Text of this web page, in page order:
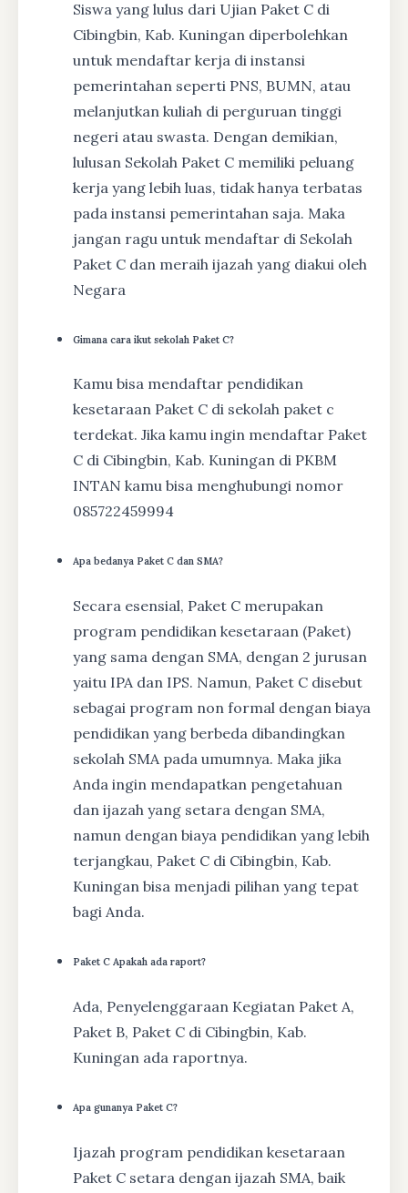
Siswa yang lulus dari Ujian Paket C di
Cibingbin, Kab. Kuningan diperbolehkan
untuk mendaftar kerja di instansi
pemerintahan seperti PNS, BUMN, atau
melanjutkan kuliah di perguruan tinggi
negeri atau swasta. Dengan demikian,
lulusan Sekolah Paket C memiliki peluang
kerja yang lebih luas, tidak hanya terbatas
pada instansi pemerintahan saja. Maka
jangan ragu untuk mendaftar di Sekolah
Paket C dan meraih ijazah yang diakui oleh
Negara
Gimana cara ikut sekolah Paket C?
Kamu bisa mendaftar pendidikan
kesetaraan Paket C di sekolah paket c
terdekat. Jika kamu ingin mendaftar Paket
C di Cibingbin, Kab. Kuningan di PKBM
INTAN kamu bisa menghubungi nomor
085722459994
Apa bedanya Paket C dan SMA?
Secara esensial, Paket C merupakan
program pendidikan kesetaraan (Paket)
yang sama dengan SMA, dengan 2 jurusan
yaitu IPA dan IPS. Namun, Paket C disebut
sebagai program non formal dengan biaya
pendidikan yang berbeda dibandingkan
sekolah SMA pada umumnya. Maka jika
Anda ingin mendapatkan pengetahuan
dan ijazah yang setara dengan SMA,
namun dengan biaya pendidikan yang lebih
terjangkau, Paket C di Cibingbin, Kab.
Kuningan bisa menjadi pilihan yang tepat
bagi Anda.
Paket C Apakah ada raport?
Ada, Penyelenggaraan Kegiatan Paket A,
Paket B, Paket C di Cibingbin, Kab.
Kuningan ada raportnya.
Apa gunanya Paket C?
Ijazah program pendidikan kesetaraan
Paket C setara dengan ijazah SMA, baik